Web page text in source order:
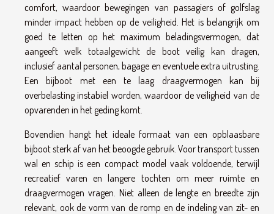
comfort, waardoor bewegingen van passagiers of golfslag
minder impact hebben op de veiligheid. Het is belangrijk om
goed te letten op het maximum beladingsvermogen, dat
aangeeft welk totaalgewicht de boot veilig kan dragen,
inclusief aantal personen, bagage en eventuele extra uitrusting.
Een bijboot met een te laag draagvermogen kan bij
overbelasting instabiel worden, waardoor de veiligheid van de
opvarenden in het geding komt.
Bovendien hangt het ideale formaat van een opblaasbare
bijboot sterk af van het beoogde gebruik. Voor transport tussen
wal en schip is een compact model vaak voldoende, terwijl
recreatief varen en langere tochten om meer ruimte en
draagvermogen vragen. Niet alleen de lengte en breedte zijn
relevant, ook de vorm van de romp en de indeling van zit- en